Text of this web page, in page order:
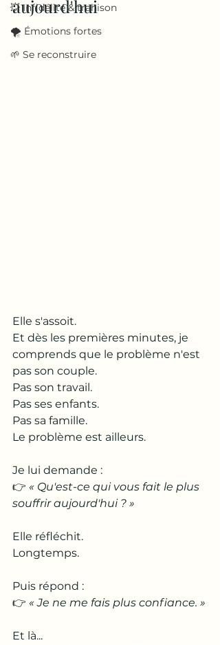
💥 Infidélité & trahison
🌪️ Émotions fortes
🌱 Se reconstruire
aujourd'hui
Elle s'assoit.
Et dès les premières minutes, je
comprends que le problème n'est
pas son couple.
Pas son travail.
Pas ses enfants.
Pas sa famille.
Le problème est ailleurs.
Je lui demande :
👉 « Qu'est-ce qui vous fait le plus
souffrir aujourd'hui ? »
Elle réfléchit.
Longtemps.
Puis répond :
👉 « Je ne me fais plus confiance. »
Et là...